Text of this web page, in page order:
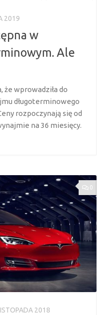
2019
w
Ale
że wprowadziła do
długoterminowego
rozpoczynają się od
na 36 miesięcy.
0
2018